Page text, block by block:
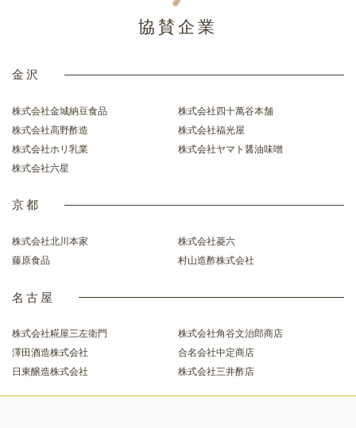
協賛企業
金沢
株式会社金城納豆食品
株式会社四十萬谷本舗
株式会社高野酢造
株式会社福光屋
株式会社ホリ乳業
株式会社ヤマト醤油味噌
株式会社六星
京都
株式会社北川本家
株式会社菱六
藤原食品
村山造酢株式会社
名古屋
株式会社糀屋三左衛門
株式会社角谷文治郎商店
澤田酒造株式会社
合名会社中定商店
日東醸造株式会社
株式会社三井酢店